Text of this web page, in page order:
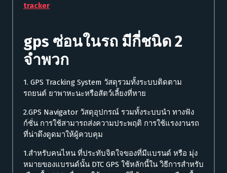
tracker
gps ซ่อนในรถ มีกี่ชนิด 2
จำพวก
1. GPS Tracking System วัสดุรวมทั้งระบบติดตาม
รถยนต์ ยาพาหะนะหรือสัตว์เลี้ยงที่หาย
2.GPS Navigator วัสดุอุปกรณ์ รวมทั้งระบบนำ ทางฟัง
ก์ชั่น การใช้สามารถส่งความประพฤติ การใช้แรงงานรถ
ที่น่าดึงดูดมาให้ผู้ควบคุม
1.สำหรับคนไหน ที่ประทับจิตใจของที่มีแบรนด์ หรือ มุ่ง
หมายของแบรนด์นั้น DTC GPS ใช้หลักนี้ใน วิธีการสำหรับ